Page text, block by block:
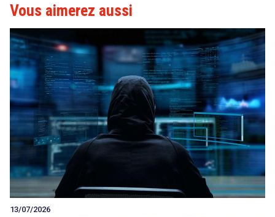
Vous aimerez aussi
13/07/2026